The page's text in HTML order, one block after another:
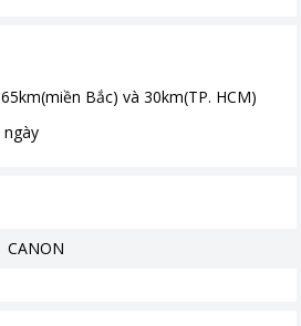
65km(miền Bắc) và 30km(TP. HCM)
ngày
CANON